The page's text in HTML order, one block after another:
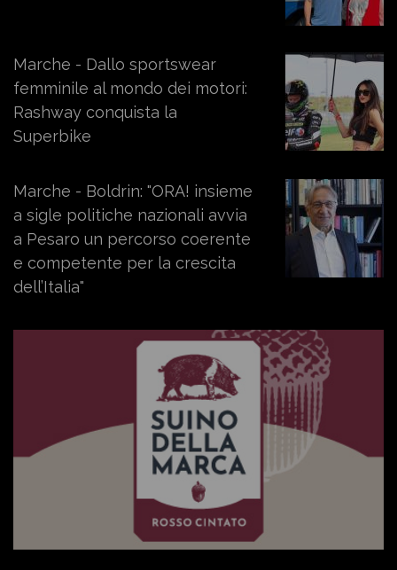
Marche - Dallo sportswear
femminile al mondo dei motori:
Rashway conquista la
Superbike
Marche - Boldrin: "ORA! insieme
a sigle politiche nazionali avvia
a Pesaro un percorso coerente
e competente per la crescita
dell’Italia"